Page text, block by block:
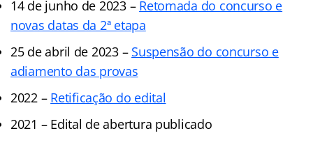
14 de junho de 2023 – Retomada do concurso e
novas datas da 2ª etapa
25 de abril de 2023 – Suspensão do concurso e
adiamento das provas
2022 – Retificação do edital
2021 – Edital de abertura publicado